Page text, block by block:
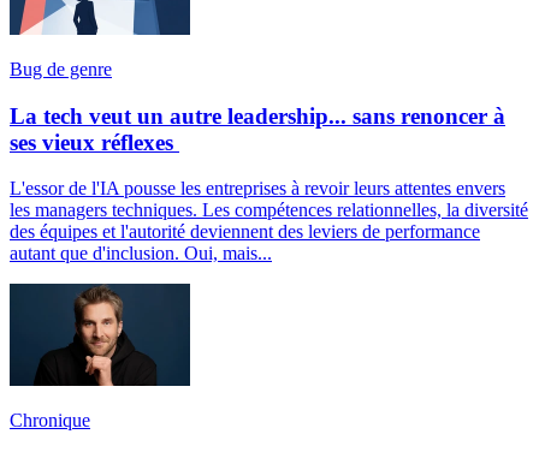
Bug de genre
La tech veut un autre leadership... sans renoncer à
ses vieux réflexes
L'essor de l'IA pousse les entreprises à revoir leurs attentes envers
les managers techniques. Les compétences relationnelles, la diversité
des équipes et l'autorité deviennent des leviers de performance
autant que d'inclusion. Oui, mais...
Chronique